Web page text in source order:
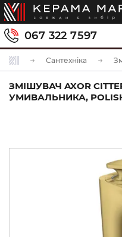
067 322 7597
Сантехніка
ЗМІШУВАЧ AXOR
УМИВАЛЬНИКА,